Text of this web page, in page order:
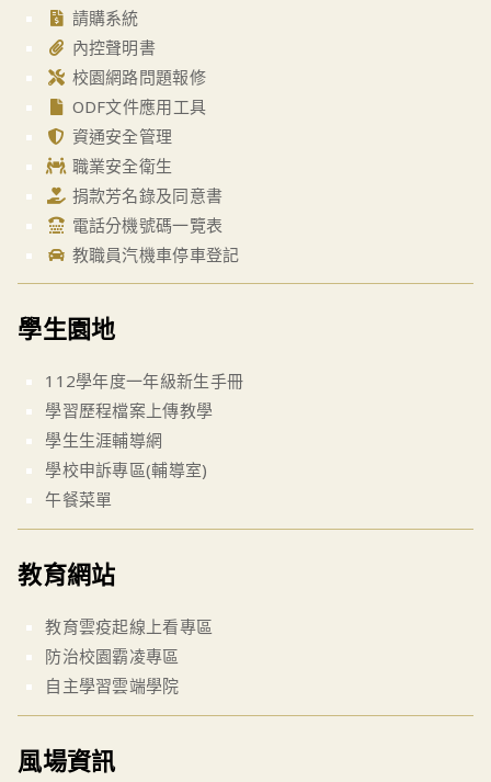
請購系統
內控聲明書
校園網路問題報修
ODF文件應用工具
資通安全管理
職業安全衛生
捐款芳名錄及同意書
電話分機號碼一覽表
教職員汽機車停車登記
學生園地
112學年度一年級新生手冊
學習歷程檔案上傳教學
學生生涯輔導網
學校申訴專區(輔導室)
午餐菜單
教育網站
教育雲疫起線上看專區
防治校園霸凌專區
自主學習雲端學院
風場資訊